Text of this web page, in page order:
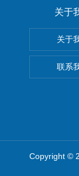
关于
关于
联系
Copyright ©